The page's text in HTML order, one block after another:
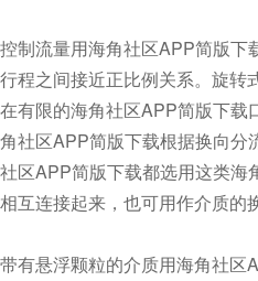
控制流量用海角社区APP简版下载
行程之间接近正比例关系。
在有限的海角社区APP简版下载
角社区APP简版下载根据换向分流
社区APP简版下载都选用这类海角
相互连接起来，也可用作介质的换
带有悬浮颗粒的介质用海角社区